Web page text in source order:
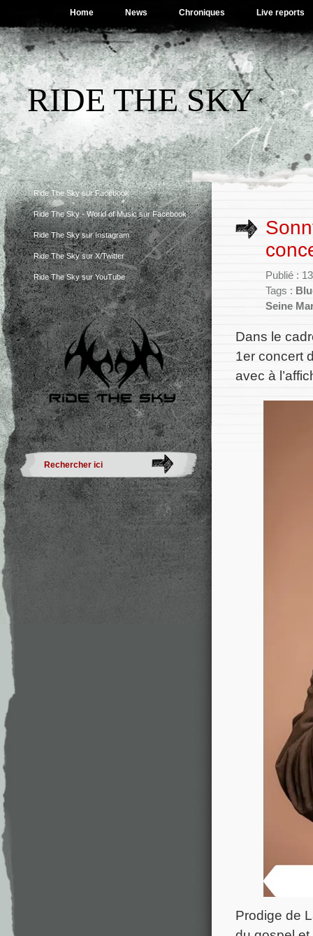
Home News Chroniques Live reports
RIDE THE SKY
Ride The Sky sur Facebook
Ride The Sky - World of Music sur Facebook
Ride The Sky sur Instagram
Ride The Sky sur X/Twitter
Ride The Sky sur YouTube
Publié :
Tags :
Seine
Dans le
1er concert
avec à
Prodige de